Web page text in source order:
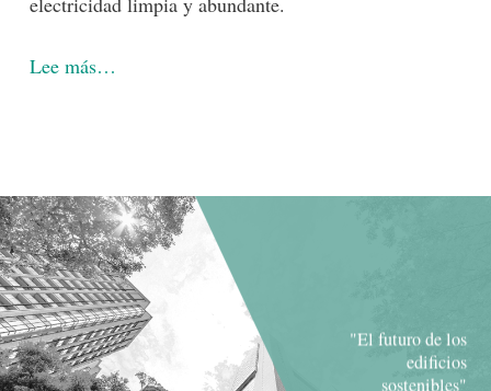
Lee más…
"El futuro de los
edificios
sostenibles"